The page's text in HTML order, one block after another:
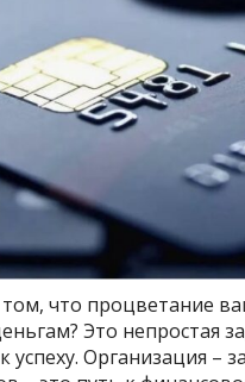
что процветание
Это непростая
Организация –